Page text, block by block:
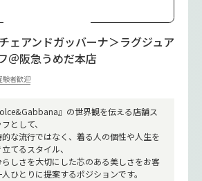
ェアンドガッバーナ＞ラグジュア
＠阪急うめだ本店
験者歓迎
』の世界観を伝える店舗ス
として、
的な流行ではなく、着る人の個性や人生を
てるスタイル、
らしさを大切にした芯のある美しさをお客
ひとりに提案するポジションです。